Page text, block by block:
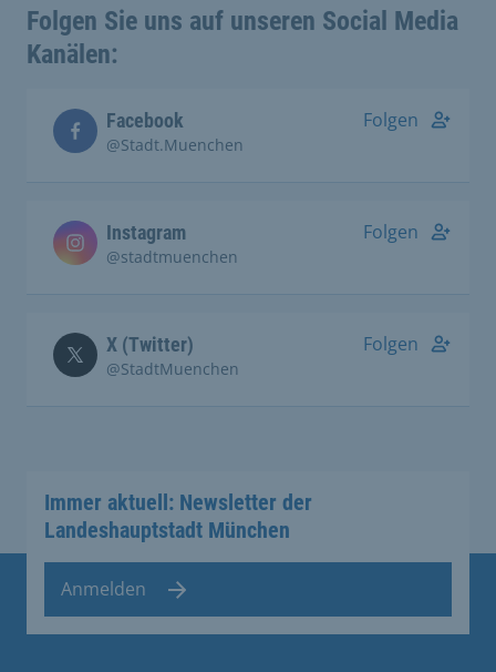
Folgen Sie uns auf unseren Social Media
Kanälen:
Facebook
@Stadt.Muenchen
Folgen
Instagram
@stadtmuenchen
Folgen
X (Twitter)
@StadtMuenchen
Folgen
Immer aktuell: Newsletter der
Landeshauptstadt München
Anmelden